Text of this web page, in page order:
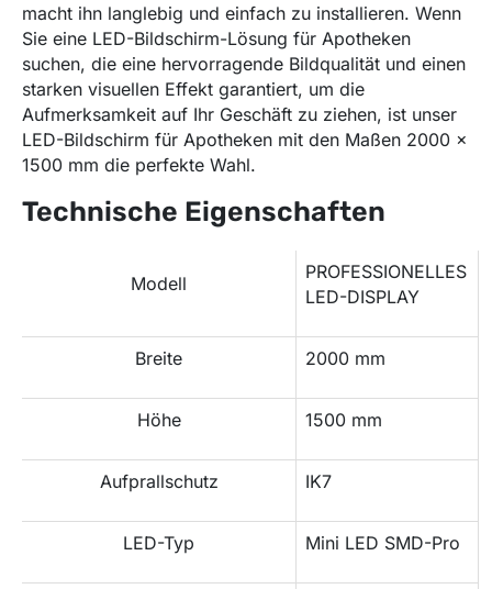
macht ihn langlebig und einfach zu installieren. Wenn
Sie eine LED-Bildschirm-Lösung für Apotheken
suchen, die eine hervorragende Bildqualität und einen
starken visuellen Effekt garantiert, um die
Aufmerksamkeit auf Ihr Geschäft zu ziehen, ist unser
LED-Bildschirm für Apotheken mit den Maßen 2000 x
1500 mm die perfekte Wahl.
Technische Eigenschaften
Modell
PROFESSIONELLES
LED-DISPLAY
Breite 2000 mm
Höhe 1500 mm
Aufprallschutz IK7
LED-Typ Mini LED SMD-Pro